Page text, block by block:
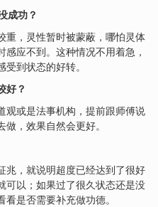
成功？
重，灵性暂时被蒙蔽，哪怕灵体
应不到。这种情况不用着急，
到状态的好转。
好？
观或是法事机构，提前跟师傅说
，效果自然会更好。
兆，就说明超度已经达到了很好
可以；如果过了很久状态还是没
是否需要补充做功德。